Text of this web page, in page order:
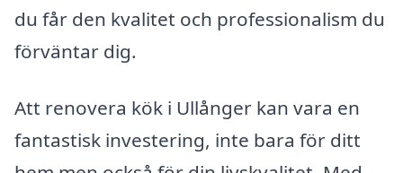
du får den kvalitet och professionalism du
förväntar dig.
Att renovera kök i Ullånger kan vara en
fantastisk investering, inte bara för ditt